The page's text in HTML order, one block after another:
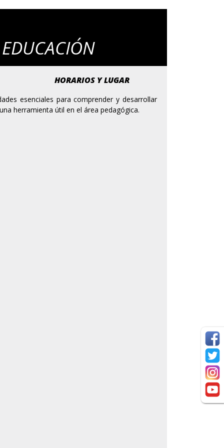
HORARIOS Y LUGAR
esenciales para comprender y desarrollar
herramienta útil en el área pedagógica.